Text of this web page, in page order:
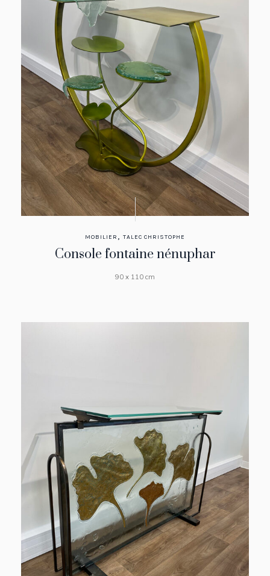
MOBILIER ,TALEC CHRISTOPHE
Console fontaine nénuphar
90 x 110 cm